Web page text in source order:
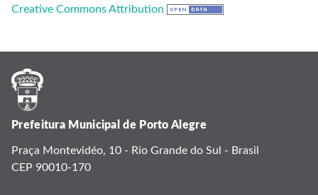
Creative Commons Attribution
Prefeitura Municipal de Porto Alegre
Praça Montevidéo, 10 - Rio Grande do Sul - Brasil
CEP 90010-170